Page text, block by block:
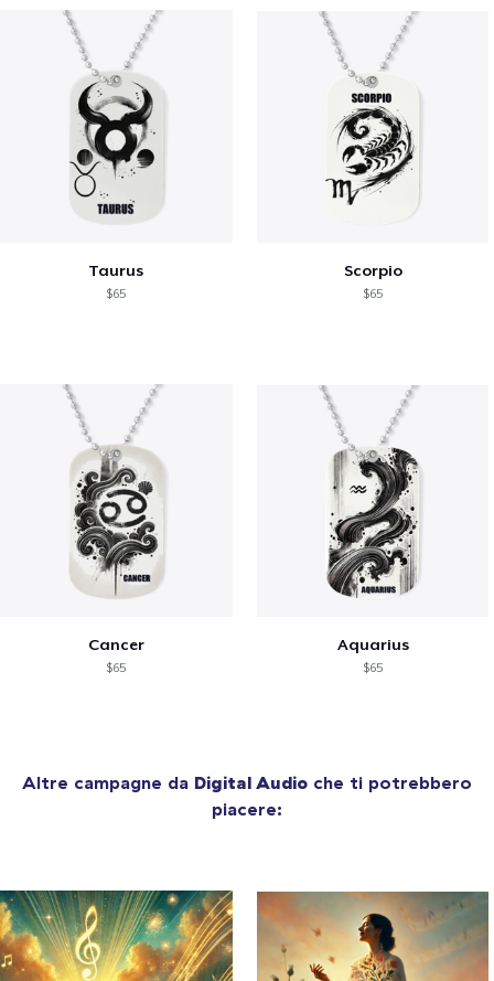
Taurus
$65
Scorpio
$65
Cancer
$65
Aquarius
$65
Altre campagne da Digital Audio che ti potrebbero
piacere: